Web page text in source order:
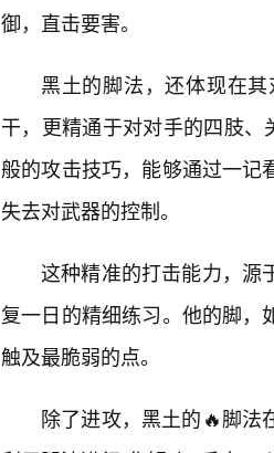
御，直击要害。
黑土的脚法，还体现在
干，更精通于对对手的四肢、
般的攻击技巧，能够通过一记
失去对武器的控制。
这种精准的打击能力，源
复一日的精细练习。他的脚，
触及最脆弱的点。
除了进攻，黑土的🔥脚法